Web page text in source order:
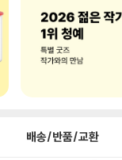
배송/반품/교환